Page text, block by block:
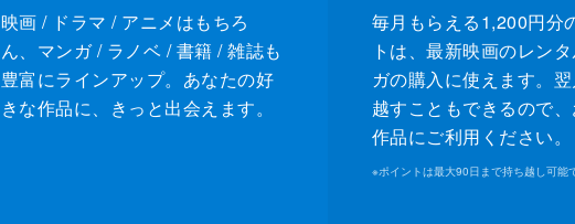
映画 / ドラマ / アニメはもちろ
ん、マンガ / ラノベ / 書籍 / 雑誌も
豊富にラインアップ。あなたの好
きな作品に、きっと出会えます。
毎月もらえる1,200円分
トは、最新映画のレン
ガの購入に使えます。
越すこともできるので
作品にご利用ください。
※ポイントは最大90日まで持ち越し可能